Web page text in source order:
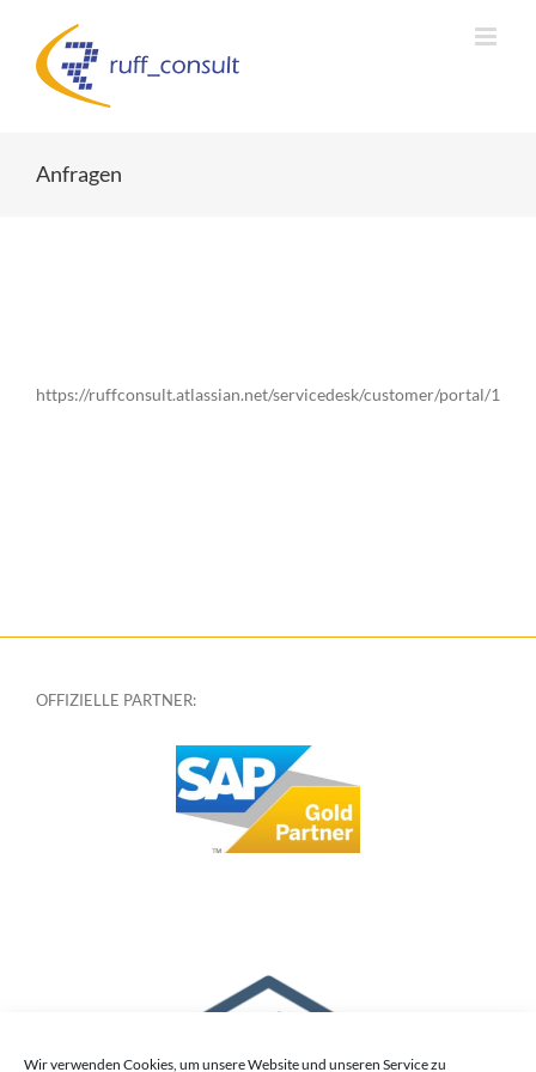
Wir verwenden Cookies, um unsere Website und unseren Service zu
springen
Anfragen
https://ruffconsult.atlassian.net/servicedesk/customer/portal/1
OFFIZIELLE PARTNER: